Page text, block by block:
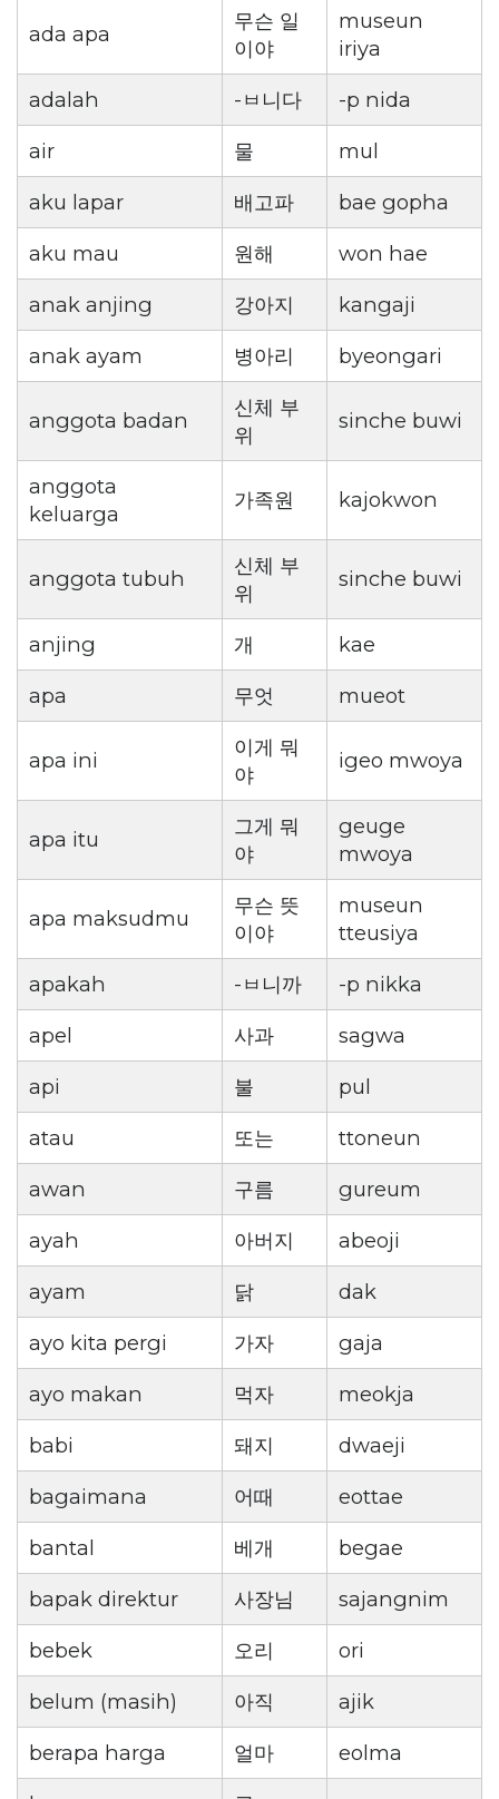
ada apa
무슨 일
이야
museun
iriya
adalah
-ㅂ니다
-p nida
air
물
mul
aku lapar
배고파
bae gopha
aku mau
원해
won hae
anak anjing
강아지
kangaji
anak ayam
병아리 byeongari
anggota badan
신체 부
위
sinche buwi
anggota
keluarga
가족원 kajokwon
anggota tubuh
신체 부
위
sinche buwi
anjing 개
kae
apa
무엇 mueot
apa ini
이게 뭐
야
igeo mwoya
apa itu
그게 뭐
야
geuge
mwoya
apa maksudmu
무슨 뜻
이야
museun
tteusiya
apakah
-ㅂ니까
-p nikka
apel
사과
sagwa
api
불
pul
atau
또는
ttoneun
awan
구름
gureum
ayah
아버지
abeoji
ayam
닭
dak
ayo kita pergi
가자
gaja
ayo makan
먹자
meokja
babi
돼지
dwaeji
bagaimana
어때
eottae
bantal
베개
begae
bapak direktur
사장님
sajangnim
bebek
오리
ori
belum (masih)
아직
ajik
berapa harga
얼마
eolma